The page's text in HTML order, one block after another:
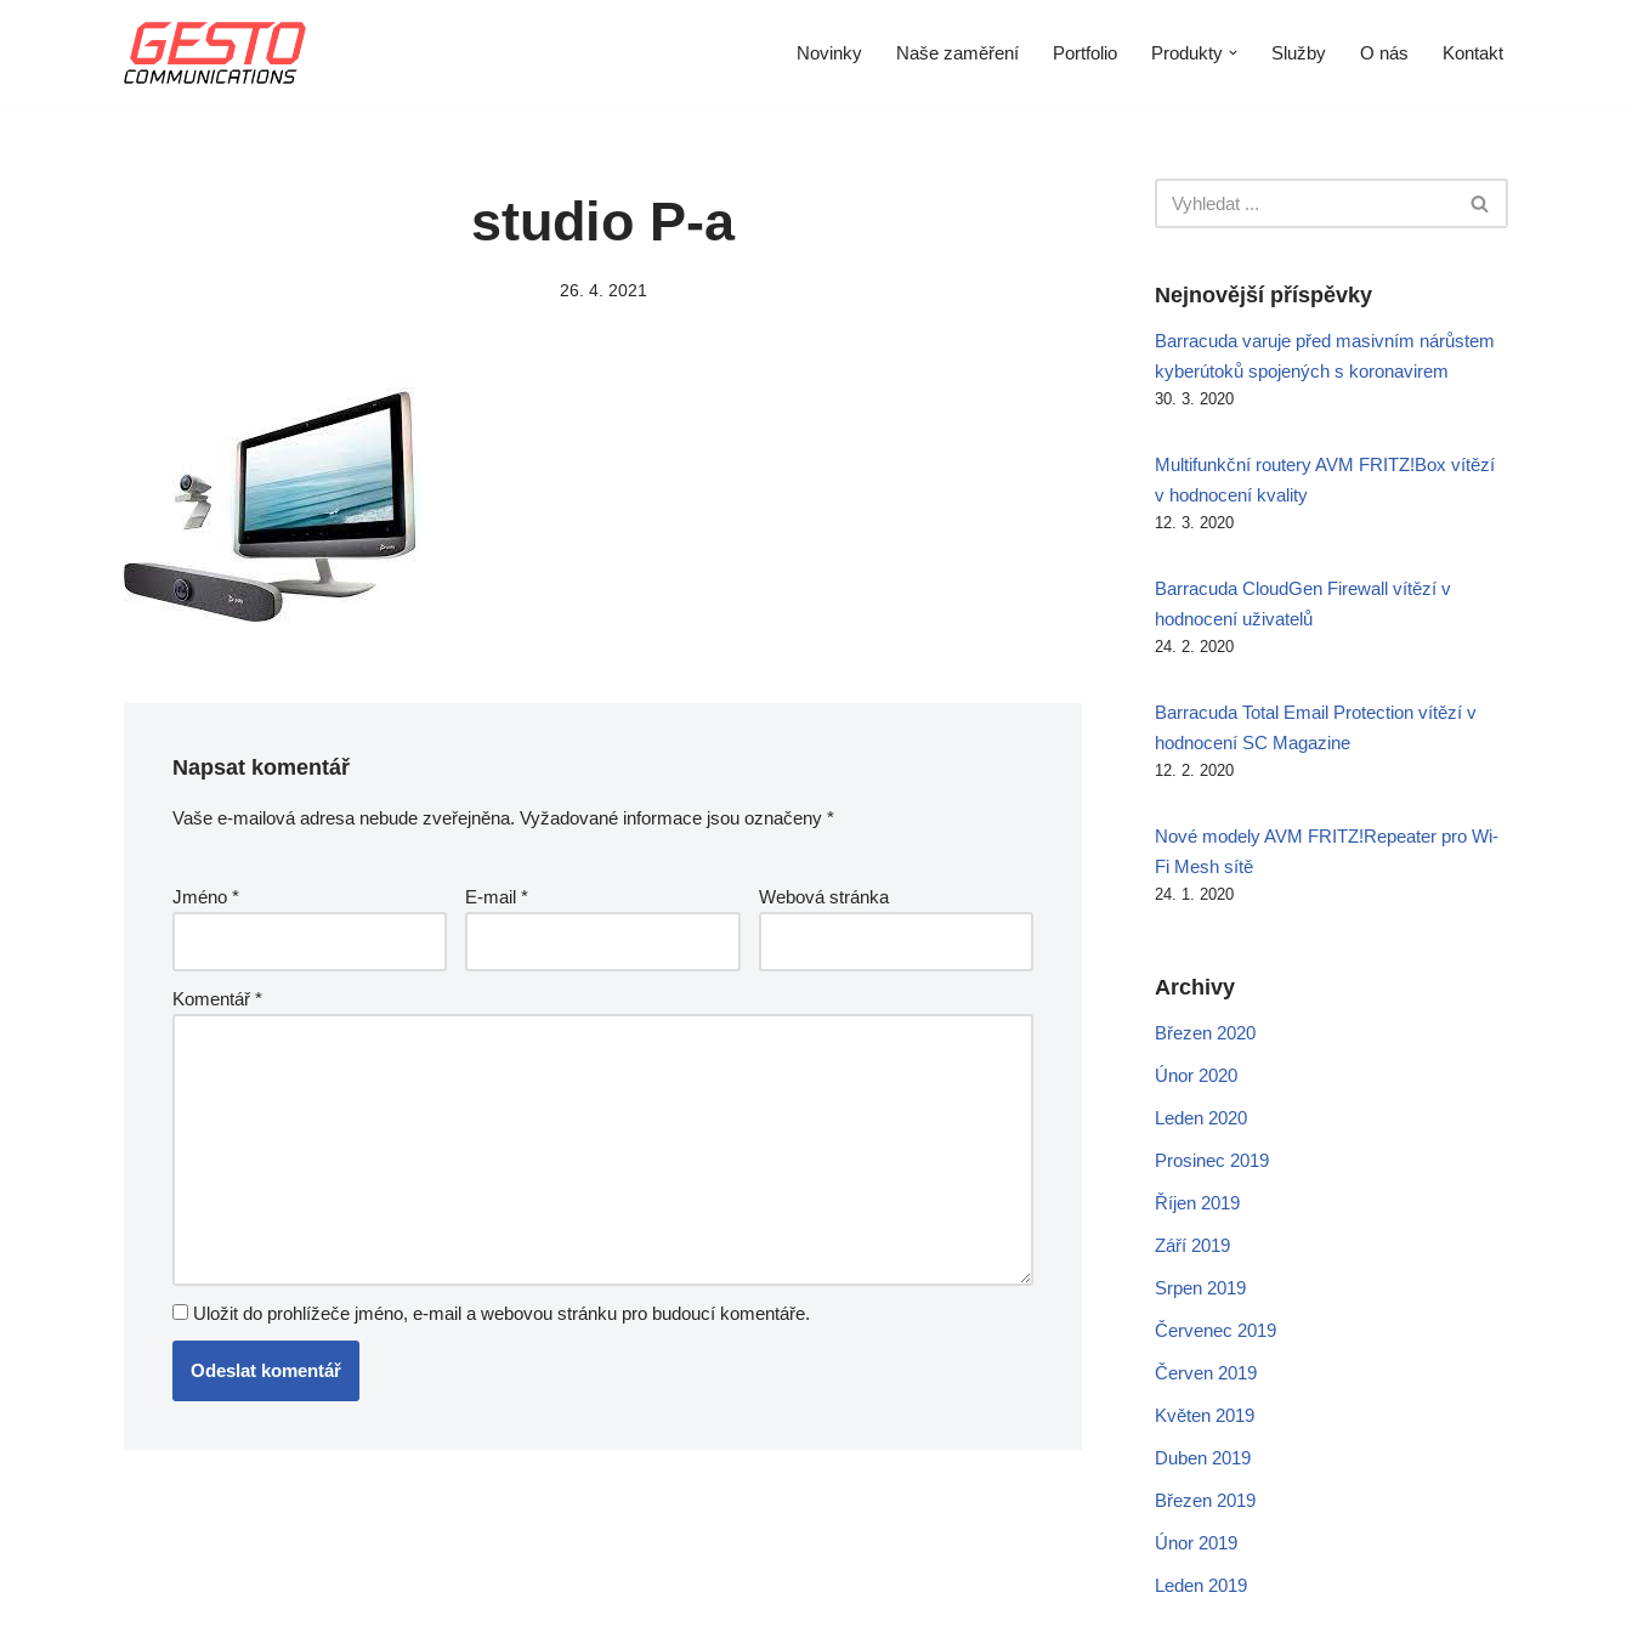
Novinky Naše zaměření Portfolio Produkty Služby O nás Kontakt
studio P-a
26. 4. 2021
Napsat komentář
Vaše e-mailová adresa nebude zveřejněna. Vyžadované informace jsou označeny *
Jméno * E-mail* Webová stránka
Komentář *
Uložit do prohlížeče jméno, e-mail a webovou stránku pro budoucí komentáře.
Nejnovější příspěvky
Barracuda varuje před masivním nárůstem
kyberútoků spojených s koronavirem
30. 3. 2020
Multifunkční routery AVM FRITZ!Box vítězí
v hodnocení kvality
12. 3. 2020
Barracuda CloudGen Firewall vítězí v
hodnocení uživatelů
24. 2. 2020
Barracuda Total Email Protection vítězí v
hodnocení SC Magazine
12. 2. 2020
Nové modely AVM FRITZ!Repeater pro Wi-
Fi Mesh sítě
24. 1. 2020
Archivy
Březen 2020
Únor 2020
Leden 2020
Prosinec 2019
Říjen 2019
Září 2019
Srpen 2019
Červenec 2019
Červen 2019
Květen 2019
Duben 2019
Březen 2019
Únor 2019
Leden 2019